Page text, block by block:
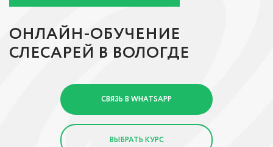
ОНЛАЙН-ОБУЧЕНИЕ
СЛЕСАРЕЙ В ВОЛОГДЕ
СВЯЗЬ В WHATSAPP
ВЫБРАТЬ КУРС